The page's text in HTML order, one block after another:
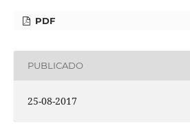
PDF
PUBLICADO
25-08-2017